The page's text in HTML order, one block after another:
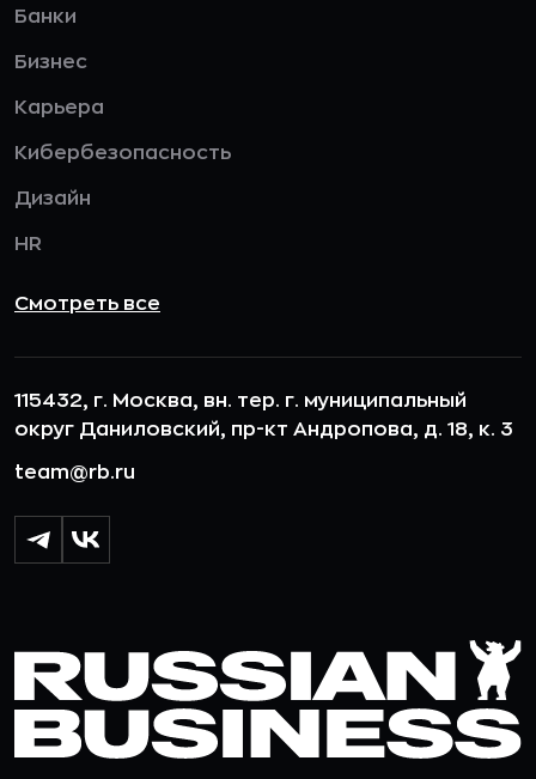
Банки
Бизнес
Карьера
Кибербезопасность
Дизайн
HR
Смотреть все
115432, г. Москва, вн. тер. г. муниципальный
округ Даниловский, пр-кт Андропова, д. 18, к. 3
team@rb.ru